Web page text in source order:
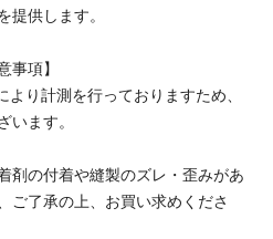
提供します。
事項】
り計測を行っておりますため、
います。
剤の付着や縫製のズレ・歪みがあ
ご了承の上、お買い求めくださ